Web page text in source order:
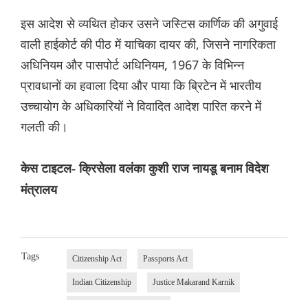
इस आदेश से व्यथित होकर उसने जस्टिस कार्णिक की अगुवाई
वाली हाईकोर्ट की पीठ में याचिका दायर की, जिसने नागरिकता
अधिनियम और पासपोर्ट अधिनियम, 1967 के विभिन्न
प्रावधानों का हवाला दिया और पाया कि ब्रिटेन में भारतीय
उच्चायोग के अधिकारियों ने विवादित आदेश पारित करने में
गलती की।
केस टाइटल- क्रिसेला वलंका कुशी राज नायडू बनाम विदेश
मंत्रालय
Tags Citizenship Act Passports Act
Indian Citizenship Justice Makarand Karnik